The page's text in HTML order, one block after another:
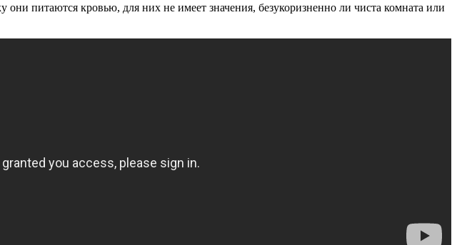
питаются кровью, для них не имеет значения, безукоризненно ли чиста комната или